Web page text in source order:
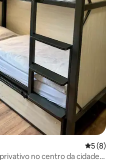
5 de
5 (8)
no centro da cidade